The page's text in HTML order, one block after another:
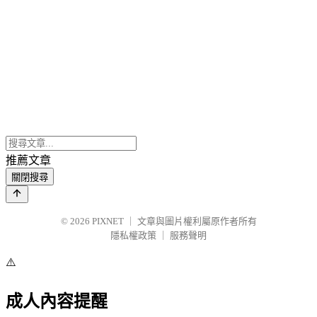
推薦文章
關閉搜尋
© 2026 PIXNET
文章與圖片權利屬原作者所有
隱私權政策
服務聲明
⚠️
成人內容提醒